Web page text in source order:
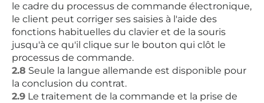
le cadre du processus de commande électronique,
le client peut corriger ses saisies à l'aide des
fonctions habituelles du clavier et de la souris
jusqu'à ce qu'il clique sur le bouton qui clôt le
processus de commande.
2.8 Seule la langue allemande est disponible pour
la conclusion du contrat.
2.9 Le traitement de la commande et la prise de